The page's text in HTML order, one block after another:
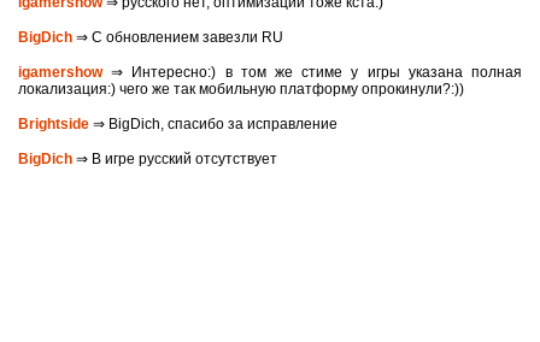
BigDich ⇒ С обновлением завезли RU
igamershow⇒ Интересно:) в том же стиме у игры указана полная
локализация:) чего же так мобильную платформу опрокинули?:))
Brightside ⇒ BigDich, спасибо за исправление
BigDich ⇒ В игре русский отсутствует